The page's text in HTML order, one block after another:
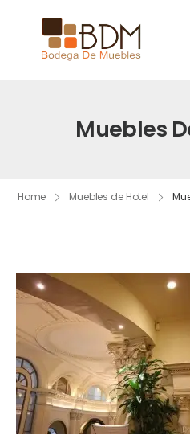
Muebles
Home Muebles de Hotel